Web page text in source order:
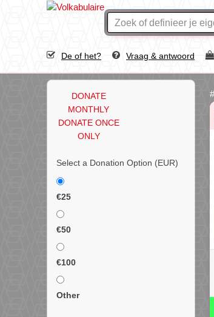
De of het? Vraag & antwoord
DONATE
MONTHLY
DONATE ONCE
ONLY
Select a Donation Option (EUR)
€25
€50
€100
Other